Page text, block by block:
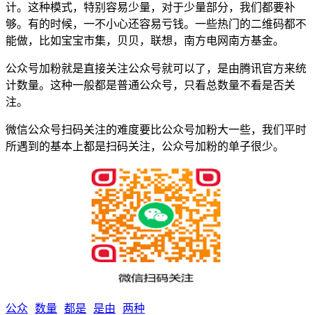
计。这种模式，特别容易少量，对于少量部分，我们都要补
够。有的时候，一不小心还容易亏钱。一些热门的二维码都不
能做，比如宝宝市集，贝贝，联想，南方电网南方基金。
公众号加粉就是直接关注公众号就可以了，是由腾讯官方来统
计数量。这种一般都是普通公众号，只看总数量不看是否关
注。
微信公众号扫码关注的难度要比公众号加粉大一些，我们平时
所遇到的基本上都是扫码关注，公众号加粉的单子很少。
公众 数量 都是 是由 两种